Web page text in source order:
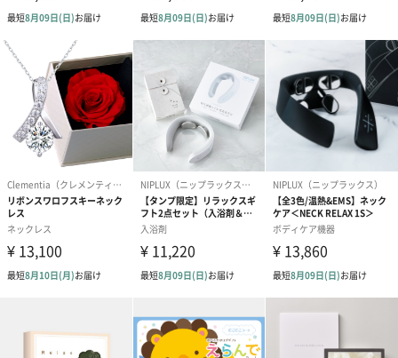
【リボン】箱なしギフ
トラッピング（165円）
【専用ボックス】箱付
ギフトラッピング（880
※ペア商品or2
購入のみ※【
ボックス】箱
ラッピング（